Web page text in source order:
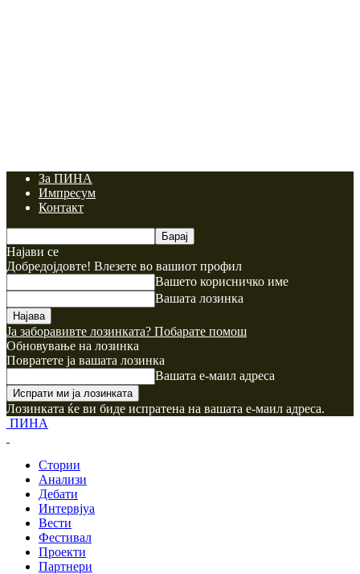
За ПИНА
Импресум
Контакт
Најави се
Добредојдовте! Влезете во вашиот профил
Вашето корисничко име
Вашата лозинка
Ја заборавивте лозинката? Побарате помош
Обновување на лозинка
Повратете ја вашата лозинка
Вашата е-маил адреса
Лозинката ќе ви биде испратена на вашата е-маил адреса.
ПИНА
Стории
Анализи
Дебати
Интервјуа
Вести
Фестивал
Проекти
Партнери